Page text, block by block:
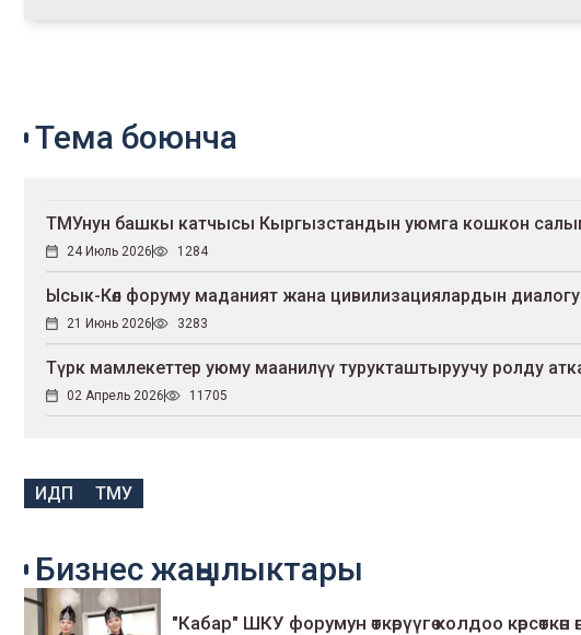
Тема боюнча
ТМУнун башкы катчысы Кыргызстандын уюмга кошкон
24 Июль 2026 1284
Ысык-Көл форуму маданият жана цивилизациялардын
21 Июнь 2026 3283
Түрк мамлекеттер уюму маанилүү турукташтыруучу ролду
02 Апрель 2026 11705
ИДП ТМУ
Бизнес жаңылыктары
"Кабар" ШКУ форумун өткөрүүгө колдоо